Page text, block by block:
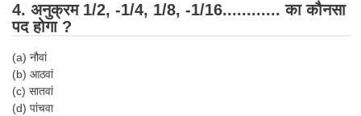
SSC CGL Results
CHSL
CHSL Question Papers
4. अनुक्रम 1/2, -1/4, 1/8, -1/16............ का कौनसा
पद होगा ?
(a) नौवां
(b) आठवां
(c) सातवां
(d) पांचवा